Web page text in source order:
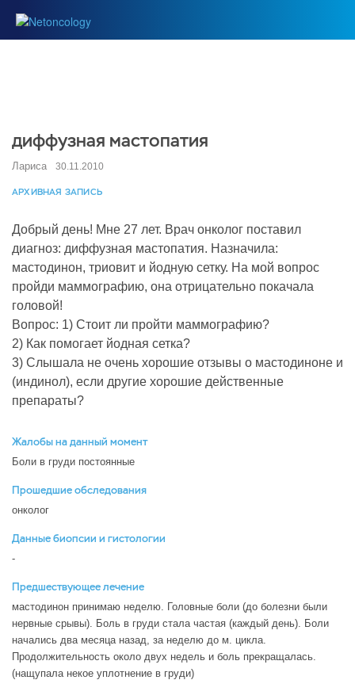
диффузная мастопатия
Лариса 30.11.2010
АРХИВНАЯ ЗАПИСЬ
Добрый день! Мне 27 лет. Врач онколог поставил
диагноз: диффузная мастопатия. Назначила:
мастодинон, триовит и йодную сетку. На мой вопрос
пройди маммографию, она отрицательно покачала
головой!
Вопрос: 1) Стоит ли пройти маммографию?
2) Как помогает йодная сетка?
3) Слышала не очень хорошие отзывы о мастодиноне и
(индинол), если другие хорошие действенные
препараты?
Жалобы на данный момент
Боли в груди постоянные
Прошедшие обследования
онколог
Данные биопсии и гистологии
-
Предшествующее лечение
мастодинон принимаю неделю. Головные боли (до болезни были
нервные срывы). Боль в груди стала частая (каждый день). Боли
начались два месяца назад, за неделю до м. цикла.
Продолжительность около двух недель и боль прекращалась.
(нащупала некое уплотнение в груди)